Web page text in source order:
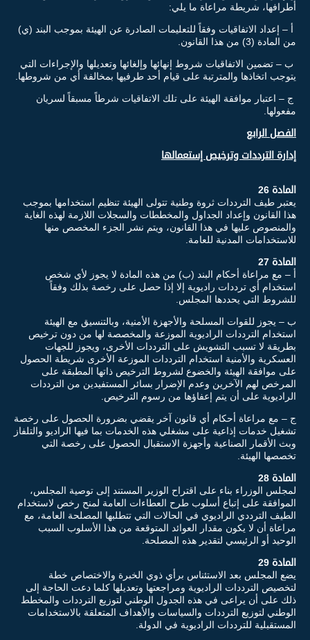
أطرافها، شريطة مراعاة ما يلي:
أ – إعداد الاتفاقيات وفقاً للتعليمات الصادرة عن الهيئة بموجب البند (ي)
من المادة (3) من هذا القانون.
ب – تضمين الاتفاقيات شروط إنهائها وإلغائها وتعديلها والإجراءات التي
يتوجب اتخاذها والمترتبة على قيام أحد طرفيها بمخالفة أي من شروطها.
ج – اعتبار موافقة الهيئة على تلك الاتفاقيات شرطاً مسبقاً لسريان
مفعولها.
الفصل الرابع
إدارة الترددات وترخيص إستعمالها
المادة 26
يعتبر طيف الترددات ثروة وطنية تتولى الهيئة تنظيم استخدامها بموجب
هذا القانون وإعداد الجداول والمخططات والسجلات اللازمة لهذه الغاية
والمنصوص عليها في هذا القانون، ويتم نشر الجزء المخصص منها
للاستخدامات المدنية للعامة.
المادة 27
أ – مع مراعاة أحكام البند (ب) من هذه المادة لا يجوز لأي شخص
استخدام أي ترددات راديوية إلا إذا حصل على رخصة بذلك وفقاً
للشروط التي يحددها المجلس.
ب – يجوز للقوات المسلحة والأجهزة الأمنية، وبالتنسيق مع الهيئة
استخدام الترددات الراديوية الموزعة والمخصصة لها من دون ترخيص
بطريقة لا تسبب التشويش على الترددات الأخرى، ويجوز للجهات
العسكرية والأمنية استخدام الترددات الموزعة الأخرى شريطة الحصول
على موافقة الهيئة والخضوع لشروط الترخيص ذاتها المطبقة على
المرخص لهم الآخرين وعدم الإضرار بسائر المستفيدين من الترددات
الراديوية على أن يتم إعفاؤها من رسوم الترخيص.
ج – مع مراعاة أحكام أي قانون آخر يقضي بضرورة الحصول على رخصة
تشغيل خدمات إذاعية على مشغلي هذه الخدمات بما فيها الراديو والتلفاز
وبث الأقمار الصناعية وأجهزة الاستقبال الحصول على رخصة التي
تخصصها الهيئة.
المادة 28
لمجلس الوزراء بناء على اقتراح الوزير المستند إلى توصية المجلس،
الموافقة على إتباع أسلوب طرح العطاءات العامة لمنح رخص لاستخدام
الطيف الترددي الراديوي في الحالات التي تتطلبها المصلحة العامة، مع
مراعاة أن لا يكون مقدار العوائد المتوقعة من هذا الأسلوب السبب
الوحيد أو الرئيسي لتقدير هذه المصلحة.
المادة 29
يضع المجلس بعد الاستئناس برأي ذوي الخبرة والاختصاص خطة
لتخصيص الترددات الراديوية ومراجعتها وتعديلها كلما دعت الحاجة إلى
ذلك على أن يراعى في هذه الجدول الوطني لتوزيع الترددات والمخطط
الوطني لتوزيع الترددات والسياسات والأهداف المتعلقة بالاستخدامات
المستقبلية للترددات الراديوية في الدولة.